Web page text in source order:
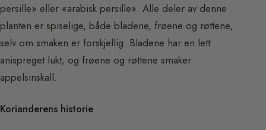
persille» eller «arabisk persille». Alle deler av denne
planten er spiselige, både bladene, frøene og røttene,
selv om smaken er forskjellig. Bladene har en lett
anispreget lukt; og frøene og røttene smaker
appelsinskall.
Korianderens historie